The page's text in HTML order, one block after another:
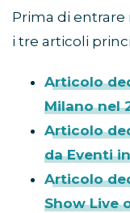
Prima di entrare
i tre articoli
Articolo
Milano nel
Articolo
da Eventi
Articolo
Show Live